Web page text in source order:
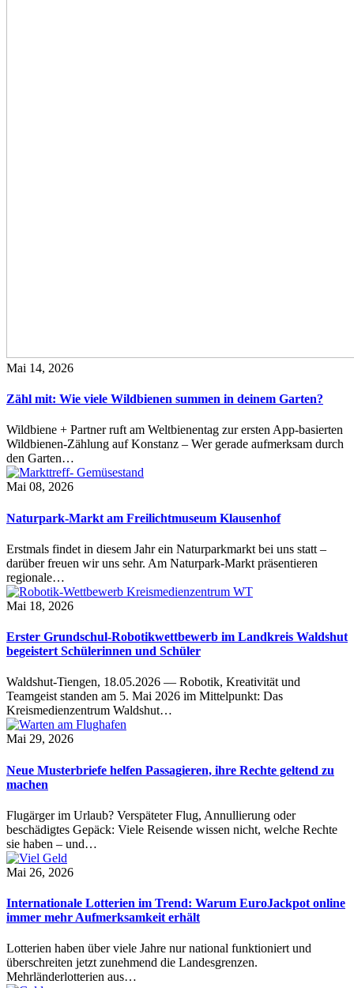
Mai 14, 2026
Zähl mit: Wie viele Wildbienen summen in deinem Garten?
Wildbiene + Partner ruft am Weltbienentag zur ersten App-basierten
Wildbienen-Zählung auf Konstanz – Wer gerade aufmerksam durch
den Garten…
Mai 08, 2026
Naturpark-Markt am Freilichtmuseum Klausenhof
Erstmals findet in diesem Jahr ein Naturparkmarkt bei uns statt –
darüber freuen wir uns sehr. Am Naturpark-Markt präsentieren
regionale…
Mai 18, 2026
Erster Grundschul-Robotikwettbewerb im Landkreis Waldshut
begeistert Schülerinnen und Schüler
Waldshut-Tiengen, 18.05.2026 — Robotik, Kreativität und
Teamgeist standen am 5. Mai 2026 im Mittelpunkt: Das
Kreismedienzentrum Waldshut…
Mai 29, 2026
Neue Musterbriefe helfen Passagieren, ihre Rechte geltend zu
machen
Flugärger im Urlaub? Verspäteter Flug, Annullierung oder
beschädigtes Gepäck: Viele Reisende wissen nicht, welche Rechte
sie haben – und…
Mai 26, 2026
Internationale Lotterien im Trend: Warum EuroJackpot online
immer mehr Aufmerksamkeit erhält
Lotterien haben über viele Jahre nur national funktioniert und
überschreiten jetzt zunehmend die Landesgrenzen.
Mehrländerlotterien aus…